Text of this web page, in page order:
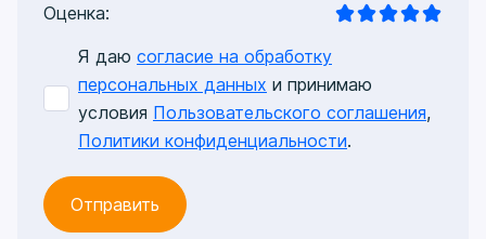
Оценка:
Я даю согласие на обработку
персональных данных и принимаю
условия Пользовательского соглашения,
Политики конфиденциальности.